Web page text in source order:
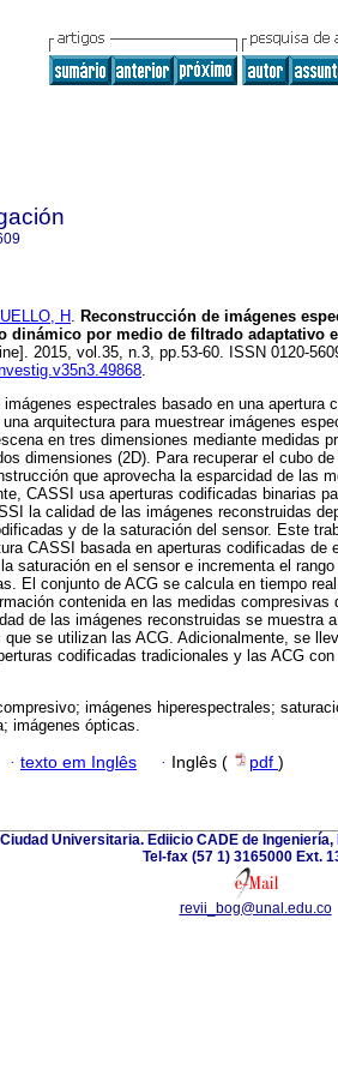
H. Reconstrucción de imágenes
dinámico por medio de filtrado adaptativo
2015, vol.35, n.3, pp.53-60. ISSN 0120-
.
espectrales basado en una apertura
arquitectura para muestrear imágenes
en tres dimensiones mediante medidas
dimensiones (2D). Para recuperar el cubo
que aprovecha la esparcidad de las
CASSI usa aperturas codificadas binarias
la calidad de las imágenes reconstruidas
y de la saturación del sensor. Este
CASSI basada en aperturas codificadas de
saturación en el sensor e incrementa el
El conjunto de ACG se calcula en tiempo
contenida en las medidas compresivas
de las imágenes reconstruidas se muestra
se utilizan las ACG. Adicionalmente, se
codificadas tradicionales y las ACG
imágenes hiperespectrales;
imágenes ópticas.
· texto em Inglês · Inglês ( pdf )
Ciudad Universitaria. Ediicio CADE de
Tel-fax (57 1) 3165000 Ext.
revii_bog@unal.edu.co